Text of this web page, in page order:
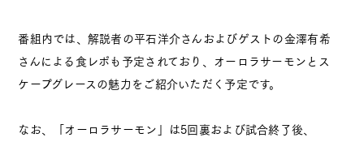
お問い合わせ
お知らせ アクセス プライバシーポリシー
番組内では、解説者の平石洋介さんおよびゲストの金澤有希
さんによる食レポも予定されており、オーロラサーモンとス
ケープグレースの魅力をご紹介いただく予定です。
なお、「オーロラサーモン」は5回裏および試合終了後、